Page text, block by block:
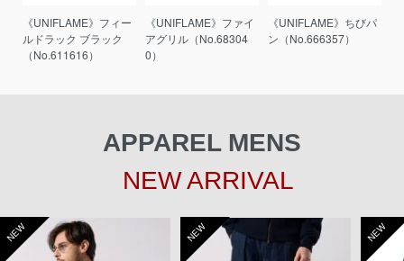
《UNIFLAME》フィー
ルドラック ブラック
（No.611616）
《UNIFLAME》ファイ
アグリル（No.68304
0）
《UNIFLAME》ちびパ
ン（No.666357）
APPAREL MENS
NEW ARRIVAL
NEW NEW NEW